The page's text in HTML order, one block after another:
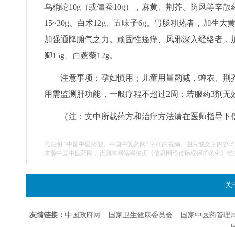
乌梢蛇10g（或僵蚕10g），麻黄、荆芥、防风等辛
15~30g、白术12g、五味子6g。胃肠积热者，加生大
加强通降腑气之力。顽固性瘙痒、风邪深入经络者
卿15g、白蒺藜12g。
注意事项：孕妇慎用；儿童用量酌减，蝉衣、
用需监测肝功能，一般疗程不超过2周；若服药3剂
（注：文中所载药方和治疗方法请在医师指导下
凡注明 “中国中医药报、中国中医药网” 字样的视频、图片或文字内容
来源中国中医药网，否则本网站将依据《信息网络传播权保护条例》维
关
友情链接： 中国政府网 国家卫生健康委员会 国家中医药管理